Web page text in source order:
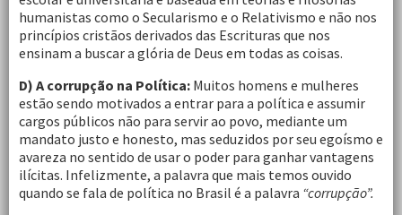
humanistas como o Secularismo e o Relativismo e não nos
princípios cristãos derivados das Escrituras que nos
ensinam a buscar a glória de Deus em todas as coisas.
D) A corrupção na Política: Muitos homens e mulheres
estão sendo motivados a entrar para a política e assumir
cargos públicos não para servir ao povo, mediante um
mandato justo e honesto, mas seduzidos por seu egoísmo e
avareza no sentido de usar o poder para ganhar vantagens
ilícitas. Infelizmente, a palavra que mais temos ouvido
quando se fala de política no Brasil é a palavra “corrupção”.